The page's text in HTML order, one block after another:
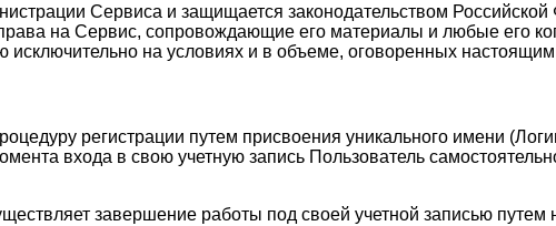
Сервиса и защищается законодательством
на Сервис, сопровождающие его материалы и любые его
на условиях и в объеме, оговоренных
регистрации путем присвоения уникального имени
входа в свою учетную запись Пользователь
завершение работы под своей учетной записью путем